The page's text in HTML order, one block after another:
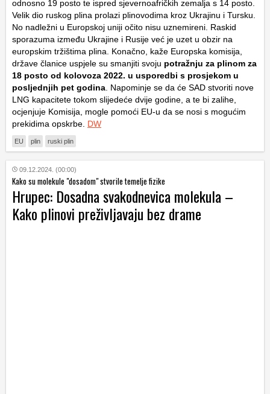
odnosno 19 posto te ispred sjevernoafričkih zemalja s 14 posto.
Velik dio ruskog plina prolazi plinovodima kroz Ukrajinu i Tursku.
No nadležni u Europskoj uniji očito nisu uznemireni. Raskid
sporazuma između Ukrajine i Rusije već je uzet u obzir na
europskim tržištima plina. Konačno, kaže Europska komisija,
države članice uspjele su smanjiti svoju potražnju za plinom za
18 posto od kolovoza 2022. u usporedbi s prosjekom u
posljednjih pet godina . Napominje se da će SAD stvoriti nove
LNG kapacitete tokom slijedeće dvije godine, a te bi zalihe,
ocjenjuje Komisija, mogle pomoći EU-u da se nosi s mogućim
prekidima opskrbe. DW
EU plin ruski plin
09.12.2024. (00:00)
Kako su molekule "dosadom" stvorile temelje fizike
Hrupec: Dosadna svakodnevica molekula –
Kako plinovi preživljavaju bez drame